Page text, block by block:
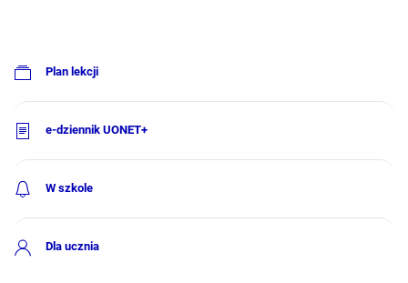
Plan lekcji
e-dziennik UONET+
W szkole
Dla ucznia